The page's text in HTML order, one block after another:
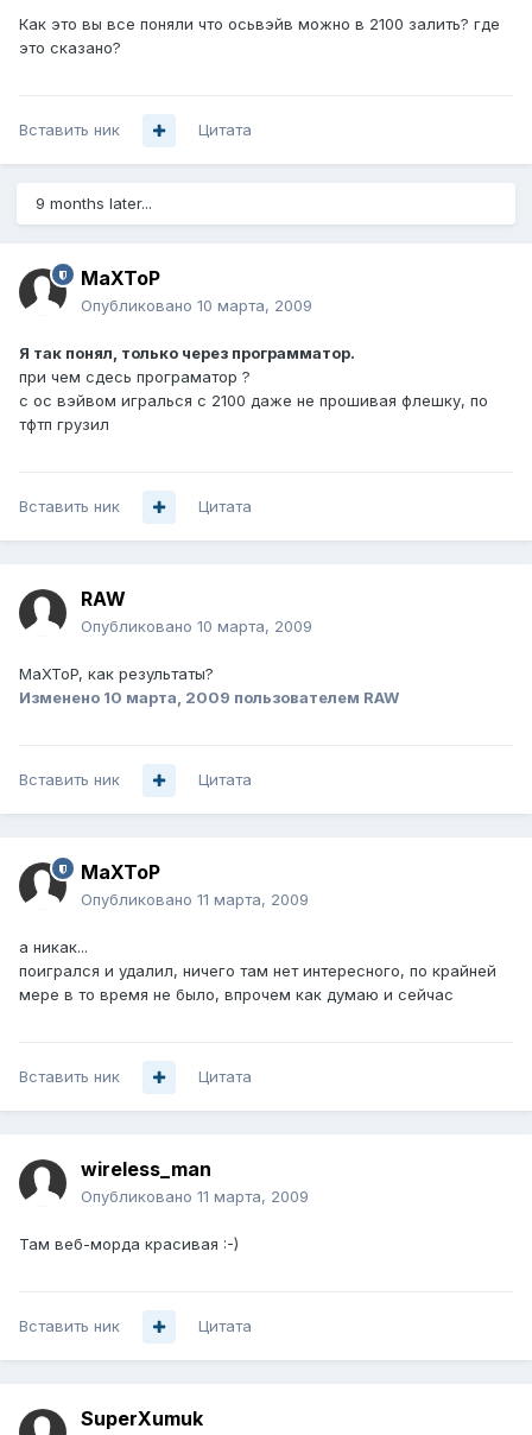
Как это вы все поняли что осьвэйв можно в 2100 залить? где
это сказано?
Вставить ник Цитата
9 months later...
MaXToP
Опубликовано 10 марта, 2009
Я так понял, только через программатор.
при чем сдесь програматор ?
с ос вэйвом игралься с 2100 даже не прошивая флешку, по
тфтп грузил
Вставить ник Цитата
RAW
Опубликовано 10 марта, 2009
MaXToP, как результаты?
Изменено 10 марта, 2009 пользователем RAW
Вставить ник Цитата
MaXToP
Опубликовано 11 марта, 2009
а никак...
поигрался и удалил, ничего там нет интересного, по крайней
мере в то время не было, впрочем как думаю и сейчас
Вставить ник Цитата
wireless_man
Опубликовано 11 марта, 2009
Там веб-морда красивая :-)
Вставить ник Цитата
SuperXumuk